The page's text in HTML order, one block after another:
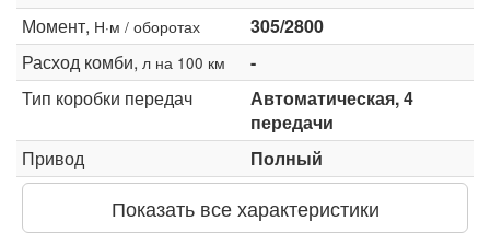
Момент, Н·м / оборотах
305/2800
Расход комби, л на 100 км
-
Тип коробки передач
Автоматическая, 4
передачи
Привод
Полный
Показать все характеристики